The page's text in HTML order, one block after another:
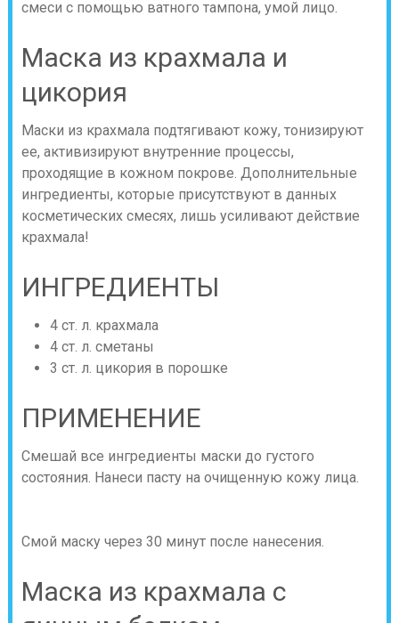
смеси с помощью ватного тампона, умой лицо.
Маска из крахмала и
цикория
Маски из крахмала подтягивают кожу, тонизируют
ее, активизируют внутренние процессы,
проходящие в кожном покрове. Дополнительные
ингредиенты, которые присутствуют в данных
косметических смесях, лишь усиливают действие
крахмала!
ИНГРЕДИЕНТЫ
4 ст. л. крахмала
4 ст. л. сметаны
3 ст. л. цикория в порошке
ПРИМЕНЕНИЕ
Смешай все ингредиенты маски до густого
состояния. Нанеси пасту на очищенную кожу лица.
Смой маску через 30 минут после нанесения.
Маска из крахмала с